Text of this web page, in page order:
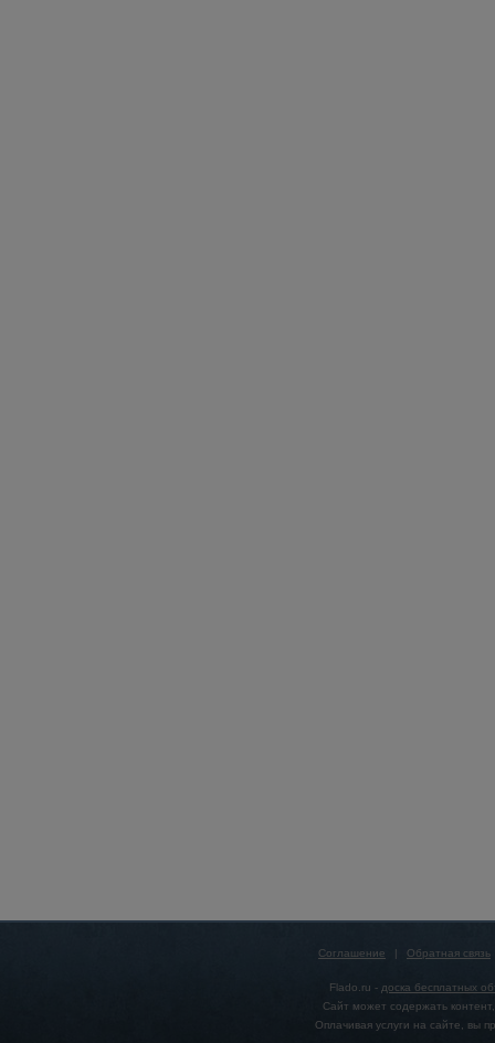
Соглашение | Обратная связь
Flado.ru - доска бесплатных
Сайт может содержать
Оплачивая услуги на сайте, вы